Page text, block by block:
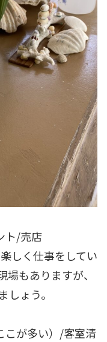
ト/売店
しく仕事をしてい
もありますが、
しょう。
こが多い）/客室清